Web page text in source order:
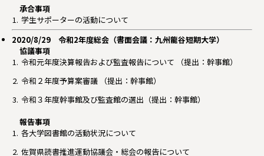
承合事項
学生サポーターの活動について
2020/8/29 令和2年度総会（書面会議：九州龍谷短期大学）
協議事項
令和元年度決算報告および監査報告について （提出：幹事館）
令和２年度予算案審議 （提出：幹事館）
令和３年度幹事館及び監査館の選出（提出：幹事館）
報告事項
各大学図書館の活動状況について
佐賀県読書推進運動協議会・総会の報告について